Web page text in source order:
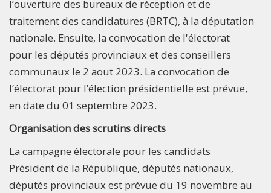
l’ouverture des bureaux de réception et de
traitement des candidatures (BRTC), à la députation
nationale. Ensuite, la convocation de l'électorat
pour les députés provinciaux et des conseillers
communaux le 2 aout 2023. La convocation de
l’électorat pour l’élection présidentielle est prévue,
en date du 01 septembre 2023.
Organisation des scrutins directs
La campagne électorale pour les candidats
Président de la République, députés nationaux,
députés provinciaux est prévue du 19 novembre au